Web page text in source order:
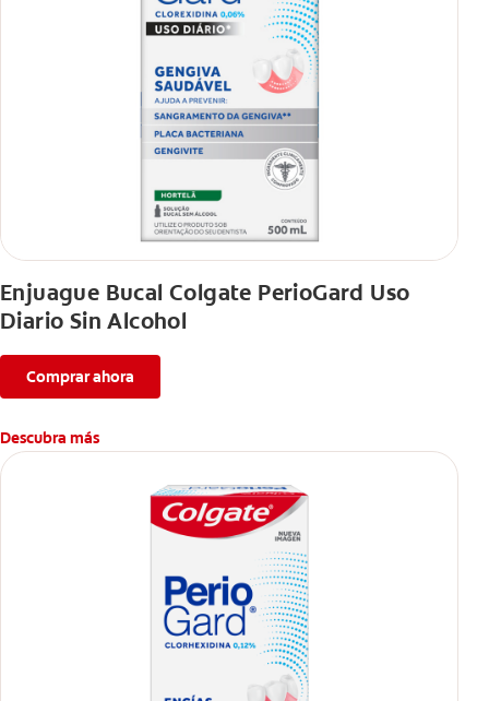
Enjuague Bucal Colgate PerioGard Uso
Diario Sin Alcohol
Comprar ahora
Descubra más